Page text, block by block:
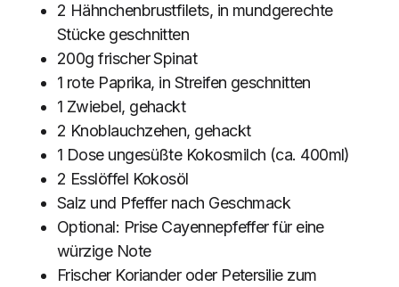
2 Hähnchenbrustfilets, in mundgerechte
Stücke geschnitten
200g frischer Spinat
1 rote Paprika, in Streifen geschnitten
1 Zwiebel, gehackt
2 Knoblauchzehen, gehackt
1 Dose ungesüßte Kokosmilch (ca. 400ml)
2 Esslöffel Kokosöl
Salz und Pfeffer nach Geschmack
Optional: Prise Cayennepfeffer für eine
würzige Note
Frischer Koriander oder Petersilie zum